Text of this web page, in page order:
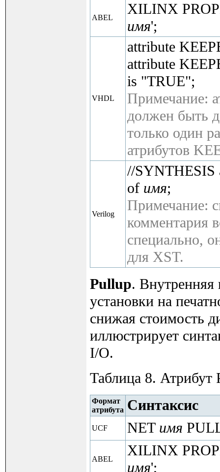
ABEL
XILINX
имя';
VHDL
attribute
attribute
is "TRUE";
Примечание:
должен быть
только один
атрибутов
Verilog
//SYNTHESIS
of имя;
Примечание:
комментария
специально,
для XST.
Pullup. Внутренняя
установки на
снижая стоимость
иллюстрирует
I/O.
Таблица 8. Атрибут
Формат
атрибута Синтаксис
UCF NET имя
ABEL
XILINX
имя';